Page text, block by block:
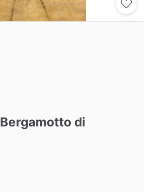
Bergamotto di